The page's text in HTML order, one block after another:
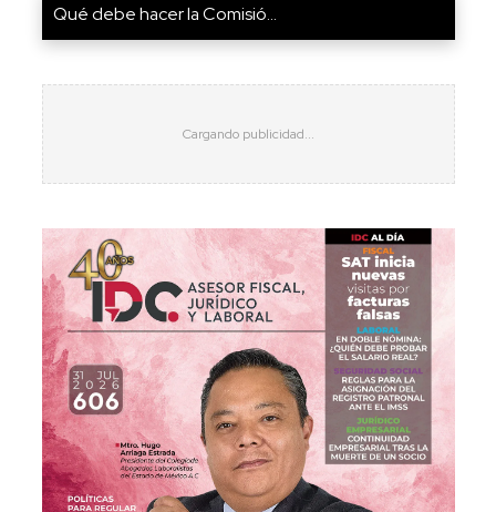
Qué debe hacer la Comisió...